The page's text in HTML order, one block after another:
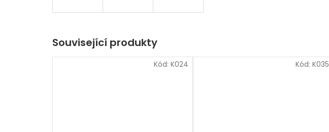
Související produkty
Kód: K024 Kód: K035